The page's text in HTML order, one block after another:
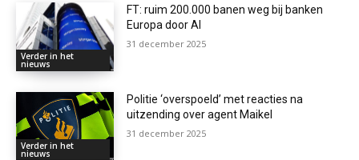
Verder in het
nieuws
FT: ruim 200.000 banen weg bij banken
Europa door AI
31 december 2025
Verder in het
nieuws
Politie ‘overspoeld’ met reacties na
uitzending over agent Maikel
31 december 2025